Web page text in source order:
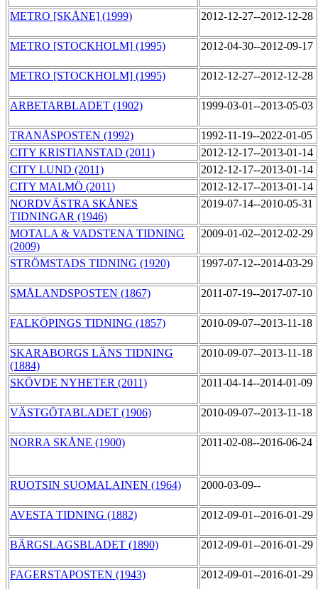
METRO [SKÅNE] (1999) 2012-12-27--2012-12-28
METRO [STOCKHOLM] (1995) 2012-04-30--2012-09-17
METRO [STOCKHOLM] (1995) 2012-12-27--2012-12-28
ARBETARBLADET (1902) 1999-03-01--2013-05-03
TRANÅSPOSTEN (1992)
1992-11-19--2022-01-05
CITY KRISTIANSTAD (2011)
2012-12-17--2013-01-14
CITY LUND (2011)
2012-12-17--2013-01-14
CITY MALMÖ (2011)
2012-12-17--2013-01-14
NORDVÄSTRA SKÅNES
TIDNINGAR (1946)
2019-07-14--2010-05-31
MOTALA & VADSTENA TIDNING
(2009)
2009-01-02--2012-02-29
STRÖMSTADS TIDNING (1920) 1997-07-12--2014-03-29
SMÅLANDSPOSTEN (1867) 2011-07-19--2017-07-10
FALKÖPINGS TIDNING (1857) 2010-09-07--2013-11-18
SKARABORGS LÄNS TIDNING
(1884)
2010-09-07--2013-11-18
SKÖVDE NYHETER (2011) 2011-04-14--2014-01-09
VÄSTGÖTABLADET (1906) 2010-09-07--2013-11-18
NORRA SKÅNE (1900) 2011-02-08--2016-06-24
RUOTSIN SUOMALAINEN (1964) 2000-03-09--
AVESTA TIDNING (1882) 2012-09-01--2016-01-29
BÄRGSLAGSBLADET (1890) 2012-09-01--2016-01-29
FAGERSTAPOSTEN (1943) 2012-09-01--2016-01-29